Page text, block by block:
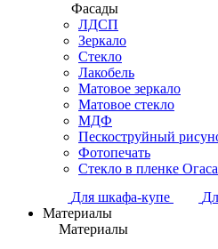
Фасады
ЛДСП
Зеркало
Стекло
Лакобель
Матовое зеркало
Матовое стекло
МДФ
Пескоструйный
Фотопечать
Стекло в пленке
Для шкафа-купе
Материалы
Материалы